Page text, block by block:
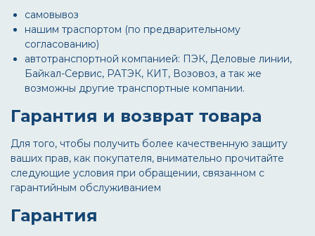
самовывоз
нашим траспортом (по предварительному
согласованию)
автотранспортной компанией: ПЭК, Деловые линии,
Байкал-Сервис, РАТЭК, КИТ, Возовоз, а так же
возможны другие транспортные компании.
Гарантия и возврат товара
Для того, чтобы получить более качественную защиту
ваших прав, как покупателя, внимательно прочитайте
следующие условия при обращении, связанном с
гарантийным обслуживанием
Гарантия